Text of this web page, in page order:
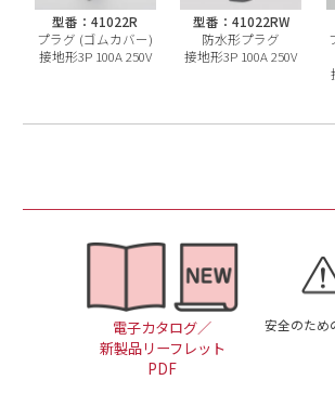
型番：41022R
プラグ (ゴムカバー)
接地形3P 100A 250V
型番：41022RW
防水形プラグ
接地形3P 100A 250V
電子カタログ／
新製品リーフレット
PDF
安全のため